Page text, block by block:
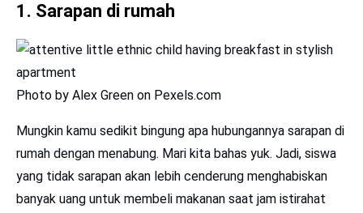
1. Sarapan di rumah
Photo by Alex Green on Pexels.com
Mungkin kamu sedikit bingung apa hubungannya sarapan di
rumah dengan menabung. Mari kita bahas yuk. Jadi, siswa
yang tidak sarapan akan lebih cenderung menghabiskan
banyak uang untuk membeli makanan saat jam istirahat